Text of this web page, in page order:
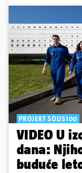
PROJEKT SOLIS100
VIDEO U
dana:
buduće